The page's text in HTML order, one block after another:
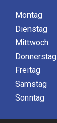
Montag
Dienstag
Mittwoch
Donnerstag
Freitag
Samstag
Sonntag